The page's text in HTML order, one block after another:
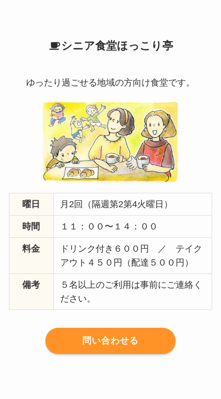
シニア食堂ほっこり亭
ゆったり過ごせる地域の方向け食堂です。
曜日 月2回（隔週第2第4火曜日）
時間 １１：００〜１４：００
料金
ドリンク付き６００円 ／ テイク
アウト４５０円（配達５００円）
備考
５名以上のご利用は事前にご連絡く
ださい。
問い合わせる